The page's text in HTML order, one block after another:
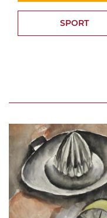
SPORT